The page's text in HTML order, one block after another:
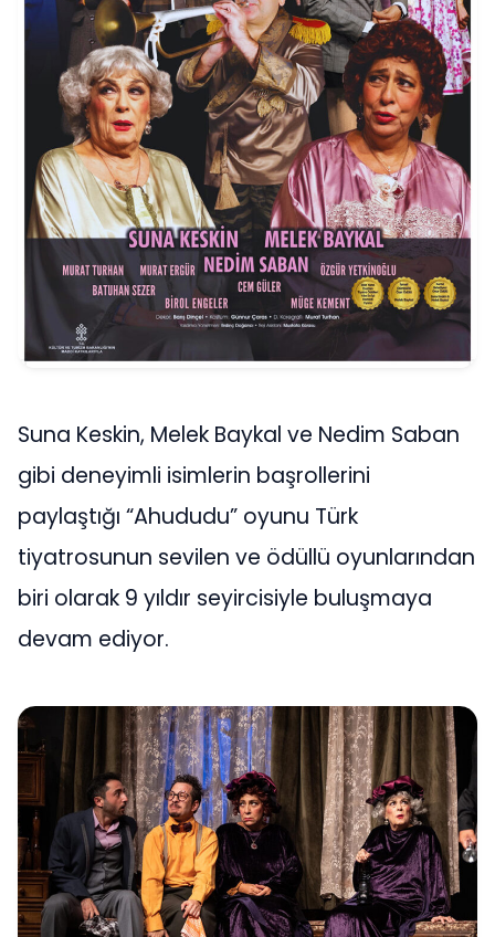
Suna Keskin, Melek Baykal ve Nedim Saban
gibi deneyimli isimlerin başrollerini
paylaştığı “Ahududu” oyunu Türk
tiyatrosunun sevilen ve ödüllü oyunlarından
biri olarak 9 yıldır seyircisiyle buluşmaya
devam ediyor.